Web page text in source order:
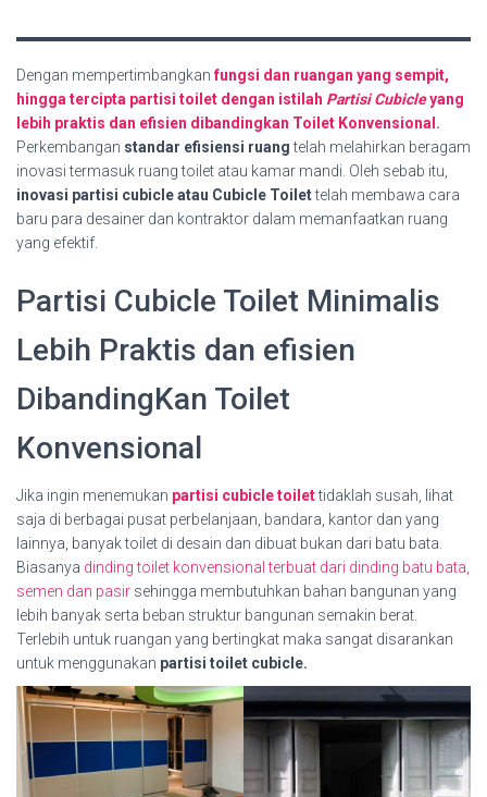
Dengan mempertimbangkanfungsi dan ruangan yang sempit,
hingga tercipta partisi toilet dengan istilah Partisi Cubicleyang
lebih praktis dan efisien dibandingkan Toilet Konvensional.
Perkembangan standar efisiensi ruangtelah melahirkan beragam
inovasi termasuk ruang toilet atau kamar mandi. Oleh sebab itu,
inovasi partisi cubicle atau Cubicle Toilettelah membawa cara
baru para desainer dan kontraktor dalam memanfaatkan ruang
yang efektif.
Partisi Cubicle Toilet Minimalis
Lebih Praktis dan efisien
DibandingKan Toilet
Konvensional
Jika ingin menemukan partisi cubicle toilettidaklah susah, lihat
saja di berbagai pusat perbelanjaan, bandara, kantor dan yang
lainnya, banyak toilet di desain dan dibuat bukan dari batu bata.
Biasanya dinding toilet konvensional terbuat dari dinding batu bata,
semen dan pasir sehingga membutuhkan bahan bangunan yang
lebih banyak serta beban struktur bangunan semakin berat.
Terlebih untuk ruangan yang bertingkat maka sangat disarankan
untuk menggunakan partisi toilet cubicle.